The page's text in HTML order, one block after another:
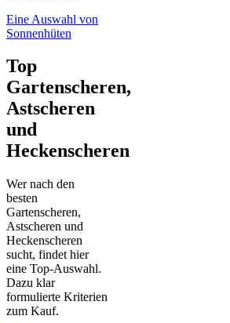
Eine Auswahl von
Sonnenhüten
Top
Gartenscheren,
Astscheren
und
Heckenscheren
Wer nach den
besten
Gartenscheren,
Astscheren und
Heckenscheren
sucht, findet hier
eine Top-Auswahl.
Dazu klar
formulierte Kriterien
zum Kauf.